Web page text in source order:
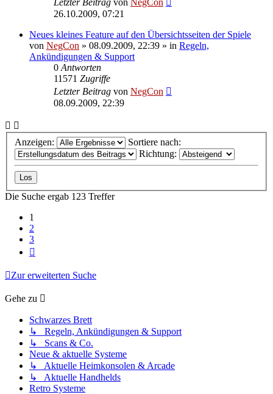
Letzter Beitrag von NegCon
26.10.2009, 07:21
Neues kleines Feature auf den Übersichtsseiten der Spiele
von NegCon » 08.09.2009, 22:39 » in Regeln,
Ankündigungen & Support
0Antworten
11571 Zugriffe
Letzter Beitrag von NegCon
08.09.2009, 22:39
Anzeigen:
Sortiere nach:
Richtung:
Die Suche ergab 123 Treffer
1
2
3
Zur erweiterten Suche
Gehe zu
Schwarzes Brett
↳ Regeln, Ankündigungen & Support
↳ Scans & Co.
Neue & aktuelle Systeme
↳ Aktuelle Heimkonsolen & Arcade
↳ Aktuelle Handhelds
Retro Systeme